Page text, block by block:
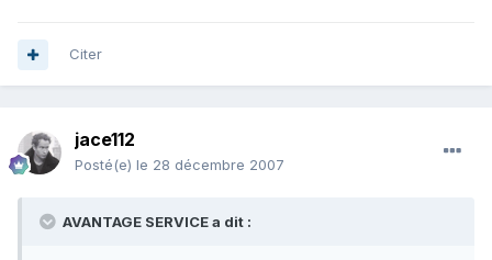
Citer
jace112
Posté(e) le 28 décembre 2007
AVANTAGE SERVICE a dit :